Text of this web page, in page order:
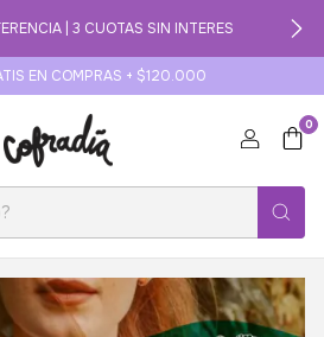
| 3 CUOTAS SIN INTERES
EN COMPRAS + $120.000
0